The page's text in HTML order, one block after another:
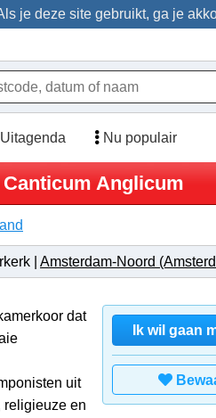
je deze site gebruikt, ga je
Uitagenda Nu populair
Anglicum
| Amsterdam-Noord
dat
uit
religieuze en